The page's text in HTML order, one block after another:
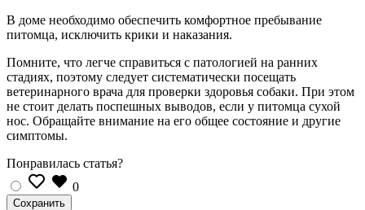
В доме необходимо обеспечить комфортное пребывание
питомца, исключить крики и наказания.
Помните, что легче справиться с патологией на ранних
стадиях, поэтому следует систематически посещать
ветеринарного врача для проверки здоровья собаки. При этом
не стоит делать поспешных выводов, если у питомца сухой
нос. Обращайте внимание на его общее состояние и другие
симптомы.
Понравилась статья?
0